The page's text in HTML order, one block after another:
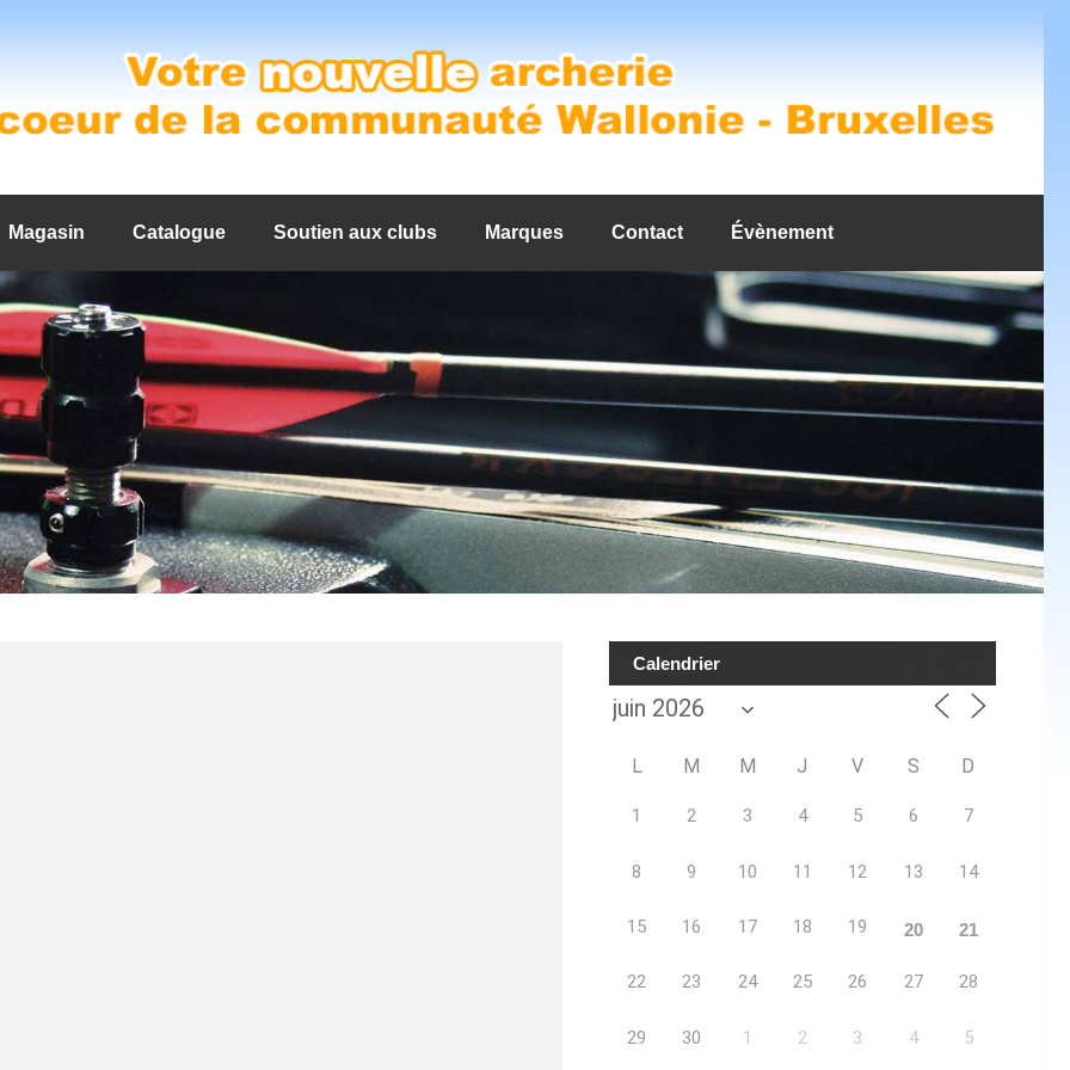
Magasin Catalogue Soutien aux clubs Marques Contact Évènement
Calendrier
L M M J V S D
1 2 3 4 5 6 7
8 9 10 11 12 13 14
15 16 17 18 19 20 21
22 23 24 25 26 27 28
29 30 1 2 3 4 5